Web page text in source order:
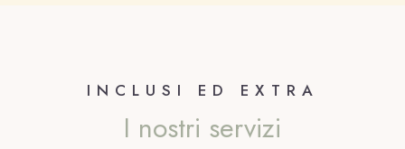
INCLUSI ED EXTRA
I nostri servizi